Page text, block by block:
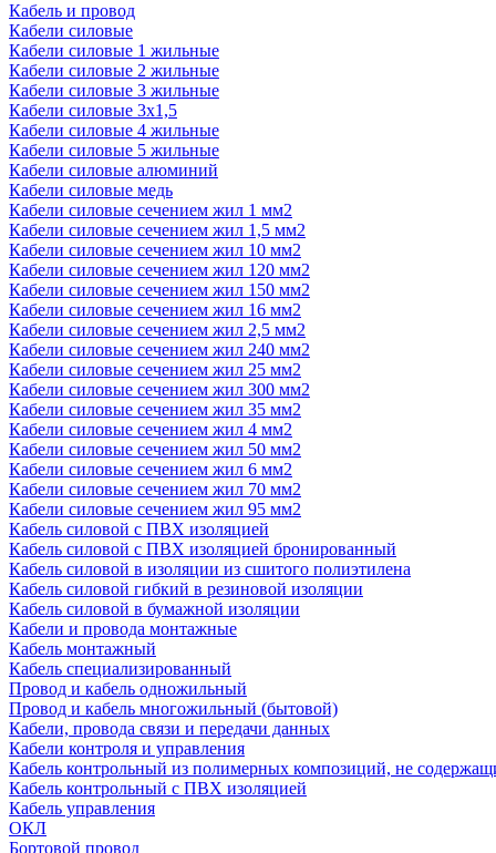
Кабель и провод
Кабели силовые
Кабели силовые 1 жильные
Кабели силовые 2 жильные
Кабели силовые 3 жильные
Кабели силовые 3х1,5
Кабели силовые 4 жильные
Кабели силовые 5 жильные
Кабели силовые алюминий
Кабели силовые медь
Кабели силовые сечением жил 1 мм2
Кабели силовые сечением жил 1,5 мм2
Кабели силовые сечением жил 10 мм2
Кабели силовые сечением жил 120 мм2
Кабели силовые сечением жил 150 мм2
Кабели силовые сечением жил 16 мм2
Кабели силовые сечением жил 2,5 мм2
Кабели силовые сечением жил 240 мм2
Кабели силовые сечением жил 25 мм2
Кабели силовые сечением жил 300 мм2
Кабели силовые сечением жил 35 мм2
Кабели силовые сечением жил 4 мм2
Кабели силовые сечением жил 50 мм2
Кабели силовые сечением жил 6 мм2
Кабели силовые сечением жил 70 мм2
Кабели силовые сечением жил 95 мм2
Кабель силовой с ПВХ изоляцией
Кабель силовой с ПВХ изоляцией бронированный
Кабель силовой в изоляции из сшитого полиэтилена
Кабель силовой гибкий в резиновой изоляции
Кабель силовой в бумажной изоляции
Кабели и провода монтажные
Кабель монтажный
Кабель специализированный
Провод и кабель одножильный
Провод и кабель многожильный (бытовой)
Кабели, провода связи и передачи данных
Кабели контроля и управления
Кабель контрольный из полимерных композиций, не
Кабель контрольный с ПВХ изоляцией
Кабель управления
ОКЛ
Бортовой провод